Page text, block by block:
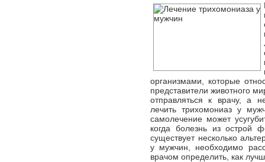
организмами, которые
представители животного
отправляться к врачу, а
лечить трихомониаз у
самолечение может
когда болезнь из острой
существует несколько
у мужчин, необходимо
врачом определить, как